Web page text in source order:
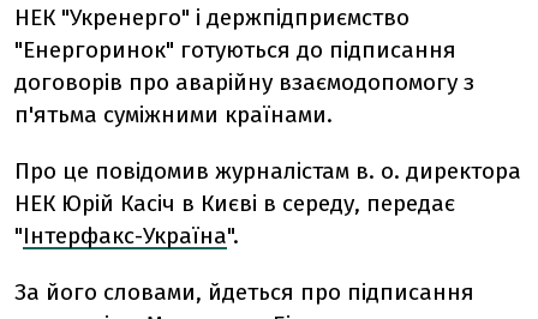
НЕК "Укренерго" і держпідприємство
"Енергоринок" готуються до підписання
договорів про аварійну взаємодопомогу з
п'ятьма суміжними країнами.
Про це повідомив журналістам в. о. директора
НЕК Юрій Касіч в Києві в середу, передає
"Інтерфакс-Україна".
За його словами, йдеться про підписання